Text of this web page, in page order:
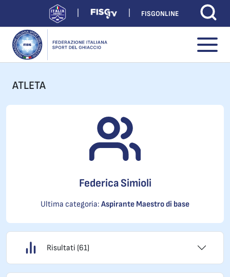
FISGONLINE
ATLETA
Federica Simioli
Ultima categoria: Aspirante Maestro di base
Risultati (61)